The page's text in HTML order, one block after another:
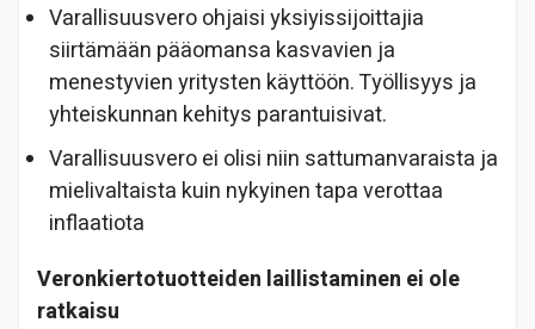
Varallisuusvero ohjaisi yksiyissijoittajia
siirtämään pääomansa kasvavien ja
menestyvien yritysten käyttöön. Työllisyys ja
yhteiskunnan kehitys parantuisivat.
Varallisuusvero ei olisi niin sattumanvaraista ja
mielivaltaista kuin nykyinen tapa verottaa
inflaatiota
Veronkiertotuotteiden laillistaminen ei ole
ratkaisu